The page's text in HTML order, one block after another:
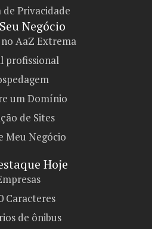
Privacidade
Negócio​
AaZ Extrema
profissional
um Domínio
de Sites
Meu Negócio
Hoje
Caracteres
de ônibus